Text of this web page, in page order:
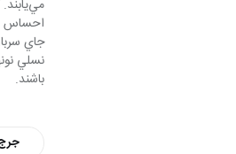
جاي
باشند.